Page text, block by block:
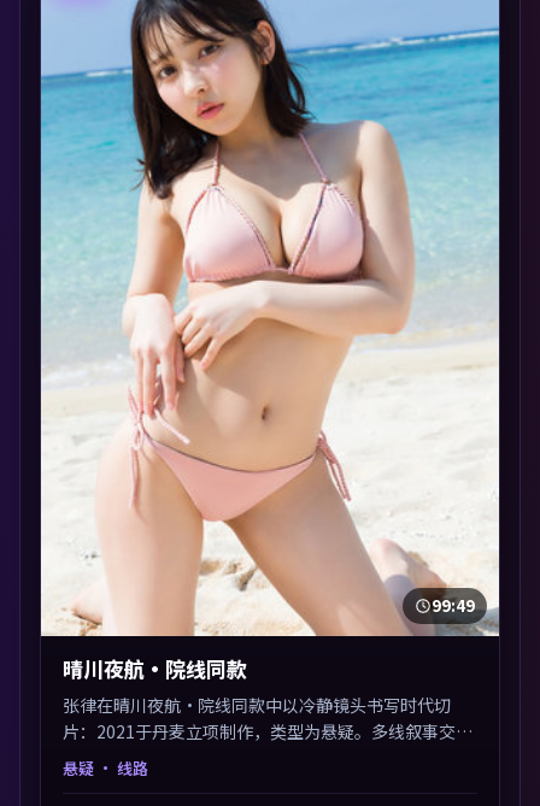
99:49
晴川夜航·院线同款
张律在晴川夜航·院线同款中以冷静镜头书写时代切
片：2021于丹麦立项制作，类型为悬疑。多线叙事交汇
于终局，真相与救赎并行，适合喜欢细读表演的影迷。
悬疑 · 线路